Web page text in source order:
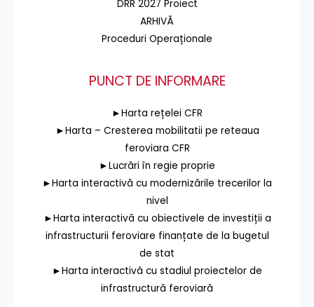
DRR 2027 Proiect
ARHIVĂ
Proceduri Operaționale
PUNCT DE INFORMARE
►Harta rețelei CFR
►Harta – Cresterea mobilitatii pe reteaua
feroviara CFR
►Lucrări în regie proprie
►Harta interactivă cu modernizările trecerilor la
nivel
►Harta interactivă cu obiectivele de investiții a
infrastructurii feroviare finanțate de la bugetul
de stat
►Harta interactivă cu stadiul proiectelor de
infrastructură feroviară